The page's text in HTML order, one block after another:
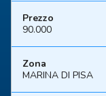
Prezzo
90.000
Zona
MARINA DI PISA